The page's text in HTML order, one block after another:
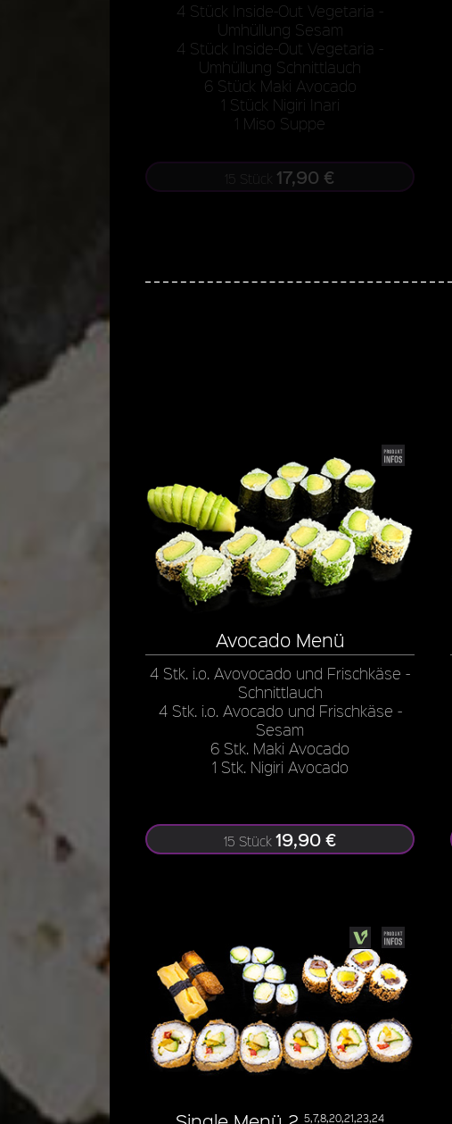
4 Stück Inside-Out Vegetaria -
Umhüllung Sesam
4 Stück Inside-Out Vegetaria -
Umhüllung Schnittlauch
6 Stück Maki Avocado
1 Stück Nigiri Inari
1 Miso Suppe
15 Stück 17,90 €
Avocado Menü
4 Stk. i.o. Avovocado und Frischkäse -
Schnittlauch
4 Stk. i.o. Avocado und Frischkäse -
Sesam
6 Stk. Maki Avocado
1 Stk. Nigiri Avocado
15 Stück 19,90 €
5,7,8,20,21,23,24